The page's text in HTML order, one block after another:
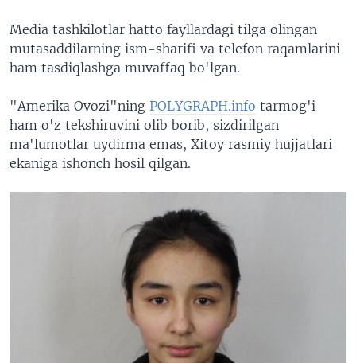
Media tashkilotlar hatto fayllardagi tilga olingan
mutasaddilarning ism-sharifi va telefon raqamlarini
ham tasdiqlashga muvaffaq bo'lgan.
"Amerika Ovozi"ning POLYGRAPH.info tarmog'i
ham o'z tekshiruvini olib borib, sizdirilgan
ma'lumotlar uydirma emas, Xitoy rasmiy hujjatlari
ekaniga ishonch hosil qilgan.